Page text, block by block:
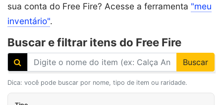
sua conta do Free Fire? Acesse a ferramenta "meu
inventário".
Buscar e filtrar itens do Free Fire
Buscar
Dica: você pode buscar por nome, tipo de item ou raridade.